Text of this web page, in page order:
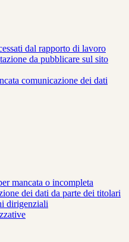
dal rapporto di lavoro
da pubblicare sul sito
comunicazione dei dati
mancata o incompleta
dei dati da parte dei titolari
dirigenziali